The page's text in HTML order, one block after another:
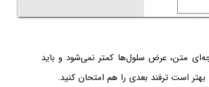
که در تصویر فوق مشاهده می‌کنید، با چرخش ۹۰ درجه‌ای متن، عرض سلول‌ها کمتر نمی‌شود و باید
است ترفند بعدی را هم امتحان کنید.